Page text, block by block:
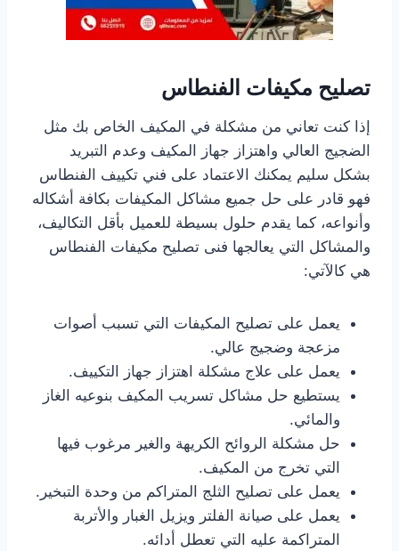
تصليح مكيفات الفنطاس
إذا كنت تعاني من مشكلة في المكيف الخاص بك مثل
الضجيج العالي واهتزاز جهاز المكيف وعدم التبريد
بشكل سليم يمكنك الاعتماد على فني تكييف الفنطاس
فهو قادر على حل جميع مشاكل المكيفات بكافة أشكاله
وأنواعه، كما يقدم حلول بسيطة للعميل بأقل التكاليف،
والمشاكل التي يعالجها فنى تصليح مكيفات الفنطاس
هي كالآتي:
يعمل على تصليح المكيفات التي تسبب أصوات
مزعجة وضجيج عالي.
يعمل على علاج مشكلة اهتزاز جهاز التكييف.
يستطيع حل مشاكل تسريب المكيف بنوعيه الغاز
والمائي.
حل مشكلة الروائح الكريهة والغير مرغوب فيها
التي تخرج من المكيف.
يعمل على تصليح الثلج المتراكم من وحدة التبخير.
يعمل على صيانة الفلتر ويزيل الغبار والأتربة
المتراكمة عليه التي تعطل أدائه.